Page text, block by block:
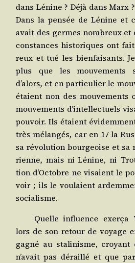
dans Lénine ? Déjà dans Marx
Dans la pen­sée de Lénine et
avait des germes nom­breux
cons­tances his­to­riques ont
reux et tué les bien­fai­sants.
plus que les mou­ve­ments
d’alors, et en par­ti­cu­lier le
étaient non des mou­ve­ments
mou­ve­ments d’intellectuels
pou­voir. Ils étaient
très mélan­gés, car en 17 la
sa révo­lu­tion bour­geoise et
rienne, mais ni Lénine, ni
tion d’Octobre ne visaient le
voir ; ils le vou­laient
socialisme.
Quelle influence exer­ça
lors de son retour de voyage
gagné au sta­li­nisme, croyant
n’avait pas déraillé et que